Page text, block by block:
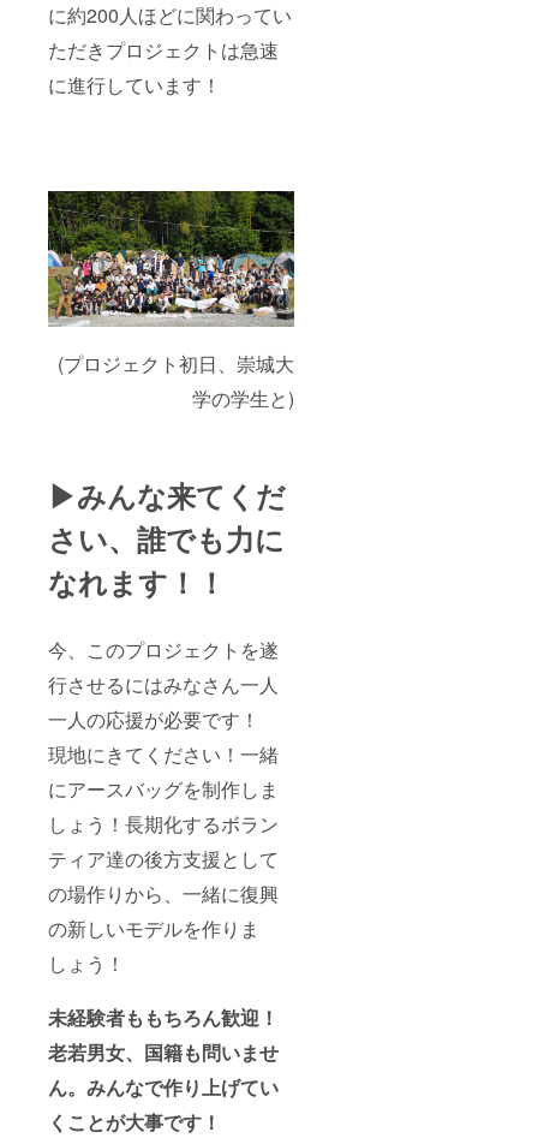
に約200人ほどに関わってい
ただきプロジェクトは急速
に進行しています！
(プロジェクト初日、崇城大
学の学生と)
▶︎みんな来てくだ
さい、誰でも力に
なれます！！
今、このプロジェクトを遂
行させるにはみなさん一人
一人の応援が必要です！
現地にきてください！一緒
にアースバッグを制作しま
しょう！長期化するボラン
ティア達の後方支援として
の場作りから、一緒に復興
の新しいモデルを作りま
しょう！
未経験者ももちろん歓迎！
老若男女、国籍も問いませ
ん。みんなで作り上げてい
くことが大事です！